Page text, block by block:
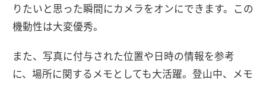
りたいと思った瞬間にカメラをオンにできます。この
機動性は大変優秀。
また、写真に付与された位置や日時の情報を参考
に、場所に関するメモとしても大活躍。登山中、メモ